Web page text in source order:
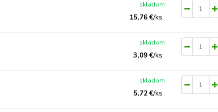
15,76 €/ks
skladom
3,09 €/ks
skladom
5,72 €/ks
skladom